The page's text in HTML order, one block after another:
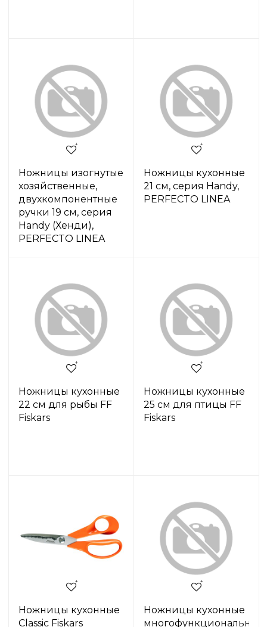
Ножницы изогнутые
хозяйственные,
двухкомпонентные
ручки 19 см, серия
Handy (Хенди),
PERFECTO LINEA
Ножницы кухонные
21 см, серия Handy,
PERFECTO LINEA
Ножницы кухонные
22 см для рыбы FF
Fiskars
Ножницы кухонные
25 см для птицы FF
Fiskars
Ножницы кухонные
Classic Fiskars
Ножницы кухонные
многофункциональные